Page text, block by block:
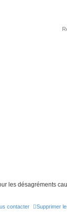
les désagréments
Supprimer
contacter